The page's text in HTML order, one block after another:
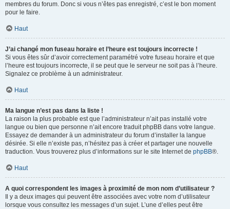
membres du forum. Donc si vous n’êtes pas enregistré, c’est le bon moment
pour le faire.
Haut
J’ai changé mon fuseau horaire et l’heure est toujours incorrecte !
Si vous êtes sûr d’avoir correctement paramétré votre fuseau horaire et que
l’heure est toujours incorrecte, il se peut que le serveur ne soit pas à l’heure.
Signalez ce problème à un administrateur.
Haut
Ma langue n’est pas dans la liste !
La raison la plus probable est que l’administrateur n’ait pas installé votre
langue ou bien que personne n’ait encore traduit phpBB dans votre langue.
Essayez de demander à un administrateur du forum d’installer la langue
désirée. Si elle n’existe pas, n’hésitez pas à créer et partager une nouvelle
traduction. Vous trouverez plus d’informations sur le site Internet de phpBB®.
Haut
A quoi correspondent les images à proximité de mon nom d’utilisateur ?
Il y a deux images qui peuvent être associées avec votre nom d’utilisateur
lorsque vous consultez les messages d’un sujet. L’une d’elles peut être